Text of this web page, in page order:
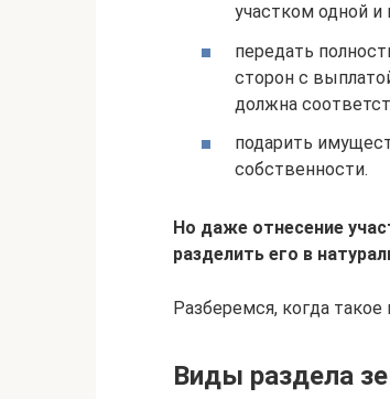
участком одной и
передать
сторон с
должна
подарить
собственности.
Но даже отнесение
разделить его в
Разберемся, когда такое
Виды раздела